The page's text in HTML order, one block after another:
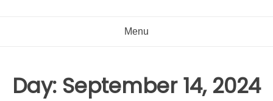
Menu
Day: September 14, 2024